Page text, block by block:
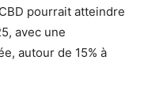
pourrait atteindre
avec une
autour de 15% à